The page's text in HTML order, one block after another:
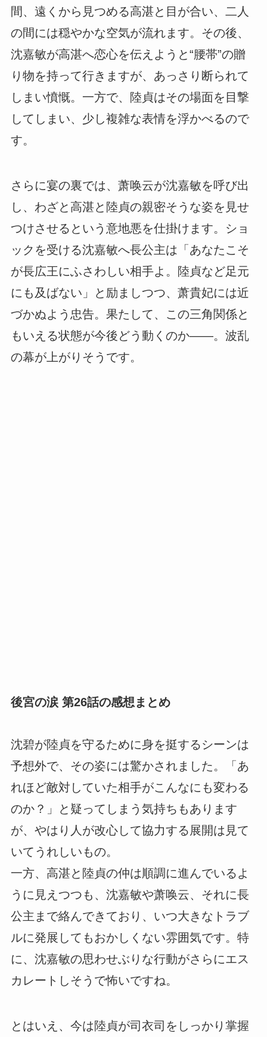
間、遠くから見つめる高湛と目が合い、二人
の間には穏やかな空気が流れます。その後、
沈嘉敏が高湛へ恋心を伝えようと“腰帯”の贈
り物を持って行きますが、あっさり断られて
しまい憤慨。 一方で、陸貞はその場面を目撃
してしまい、少し複雑な表情を浮かべるので
す。
さらに宴の裏では、萧唤云が沈嘉敏を呼び出
し、わざと高湛と陸貞の親密そうな姿を見せ
つけさせるという意地悪を仕掛けます。ショ
ックを受ける沈嘉敏へ長公主は「あなたこそ
が長広王にふさわしい相手よ。陸貞など足元
にも及ばない」と励ましつつ、萧貴妃には近
づかぬよう忠告。 果たして、この三角関係と
もいえる状態が今後どう動くのか——。波乱
の幕が上がりそうです。
後宮の涙 第26話の感想まとめ
沈碧が陸貞を守るために身を挺するシーンは
予想外で、その姿には驚かされました。
「あ
れほど敵対していた相手がこんなにも変わる
のか？」と疑ってしまう気持ちもあります
が、やはり人が改心して協力する展開は見て
いてうれしいもの。
一方、高湛と陸貞の仲は順調に進んでいるよ
うに見えつつも、沈嘉敏や萧唤云、それに長
公主まで絡んできており、いつ大きなトラブ
ルに発展してもおかしくない雰囲気です。 特
に、沈嘉敏の思わせぶりな行動がさらにエス
カレートしそうで怖いですね。
とはいえ、今は陸貞が司衣司をしっかり掌握